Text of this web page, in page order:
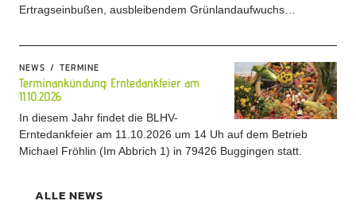
Ertragseinbußen, ausbleibendem Grünlandaufwuchs…
NEWS TERMINE
Terminankündung: Erntedankfeier am
11.10.2026
In diesem Jahr findet die BLHV-
Erntedankfeier am 11.10.2026 um 14 Uh auf dem Betrieb
Michael Fröhlin (Im Abbrich 1) in 79426 Buggingen statt.
ALLE NEWS